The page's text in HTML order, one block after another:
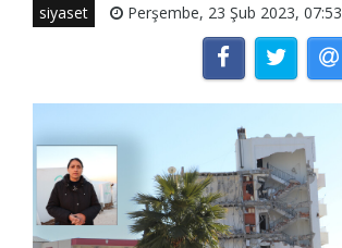
siyaset Perşembe, 23 Şub 2023, 07:53